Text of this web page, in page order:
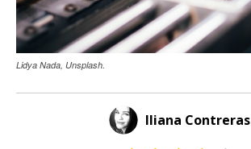
Lidya Nada, Unsplash.
Iliana Contreras